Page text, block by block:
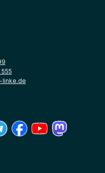
linke.de
Fenster)
ein neues Fenster)
öffnet ein neues Fenster)
(Link öffnet ein neues Fenster)
(Link öffnet ein neues
(Link öffnet ein